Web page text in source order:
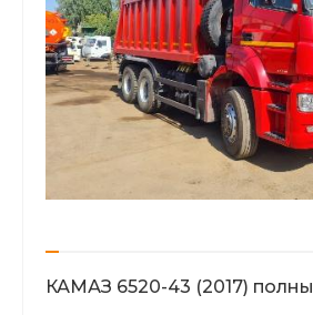
КАМАЗ 6520-43 (2017)